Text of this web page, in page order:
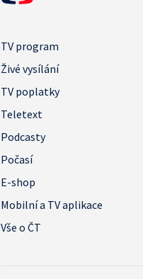
TV program
Živé vysílání
TV poplatky
Teletext
Podcasty
Počasí
E-shop
Mobilní a TV aplikace
Vše o ČT